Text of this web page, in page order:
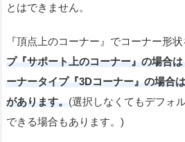
とはできません。
『頂点上のコーナー』でコーナー形
プ『サポート上のコーナー』の場合
ーナータイプ『3Dコーナー』の場合
があります。 (選択しなくてもデフォ
できる場合もあります。)